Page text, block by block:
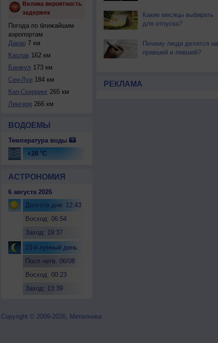
Велика вероятность
задержек
Погода по ближайшим
аэропортам
Дакар7 км
Каолак162 км
Банжул 173 км
Сен-Луи 184 км
Кап-Скирринг 265 км
Лингере266 км
ВОДОЕМЫ
Температура воды
+28 °C
АСТРОНОМИЯ
6 августа 2026
Долгота дня: 12:43
Восход: 06:54
Заход: 19:37
23-й лунный день
Посл.четв. 06/08
Восход: 00:23
Заход: 13:39
Какие месяцы выбирать
для отпуска?
Почему люди делятся на
правшей и левшей?
РЕКЛАМА
Copyright © 2009-2026, Метеонова